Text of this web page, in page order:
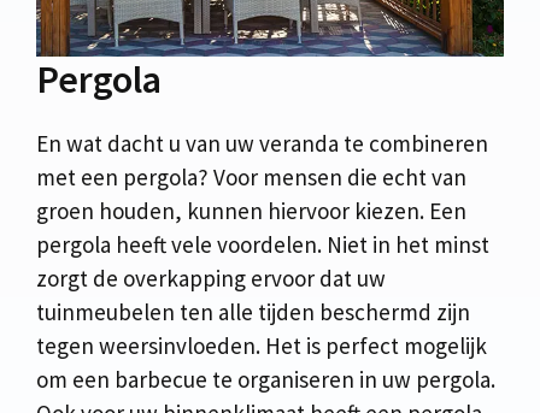
Pergola
En wat dacht u van uw veranda te combineren
met een pergola? Voor mensen die echt van
groen houden, kunnen hiervoor kiezen. Een
pergola heeft vele voordelen. Niet in het minst
zorgt de overkapping ervoor dat uw
tuinmeubelen ten alle tijden beschermd zijn
tegen weersinvloeden. Het is perfect mogelijk
om een barbecue te organiseren in uw pergola.